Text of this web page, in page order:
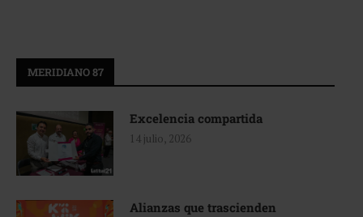
MERIDIANO 87
Excelencia compartida
14 julio, 2026
Alianzas que trascienden